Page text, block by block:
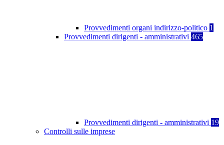
Provvedimenti organi indirizzo-politico 1
Provvedimenti dirigenti - amministrativi 465
Provvedimenti dirigenti - amministrativi 19
Controlli sulle imprese